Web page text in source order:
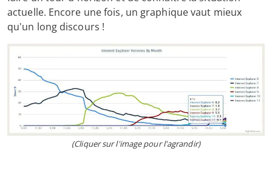
actuelle. Encore une fois, un graphique vaut mieux
qu'un long discours !
(Cliquer sur l'image pour l'agrandir)